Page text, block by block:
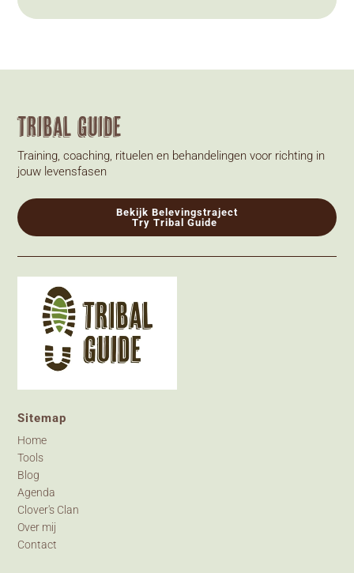
Tribal Guide
Training, coaching, rituelen en behandelingen voor richting in
jouw levensfasen
Bekijk Belevingstraject
Try Tribal Guide
Sitemap
Home
Tools
Blog
Agenda
Clover's Clan
Over mij
Contact